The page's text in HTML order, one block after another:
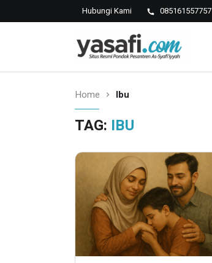
Hubungi Kami 085161557757
Home Ibu
TAG: IBU